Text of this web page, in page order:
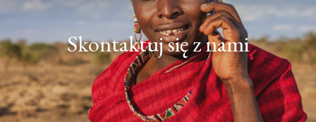
Skontaktuj się z nami